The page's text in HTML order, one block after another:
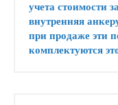
учета стоимости
внутренняя
при продаже эти
комплектуются